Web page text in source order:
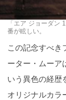
「エア ジョーダン
番が眩しい。
この記念すべき
ーター・ムーア
いう異色の経歴
オリジナルカラ